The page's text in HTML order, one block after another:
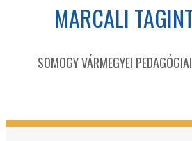
MARCALI
SOMOGY VÁRMEGYEI